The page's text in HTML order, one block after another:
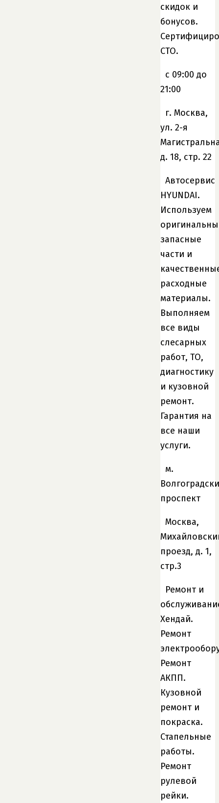
скидок и
бонусов.
СТО.
c 09:00 до
21:00
г. Москва,
ул. 2-я
д. 18, стр. 22
Автосервис
HYUNDAI.
Используем
запасные
части и
расходные
материалы.
Выполняем
все виды
слесарных
работ, ТО,
диагностику
и кузовной
ремонт.
Гарантия на
все наши
услуги.
м.
проспект
Москва,
проезд, д. 1,
стр.3
Ремонт и
Хендай.
Ремонт
Ремонт
АКПП.
Кузовной
ремонт и
покраска.
Стапельные
работы.
Ремонт
рулевой
рейки.